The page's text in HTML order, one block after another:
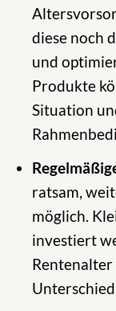
diese noch
und
Produkte
Situation
ratsam,
möglich.
investiert